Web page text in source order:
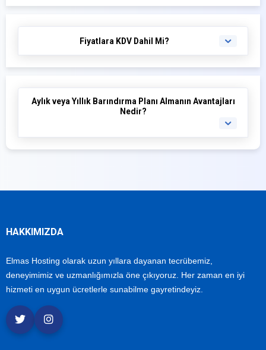
Fiyatlara KDV Dahil Mi?
Aylık veya Yıllık Barındırma Planı Almanın Avantajları
Nedir?
HAKKIMIZDA
Elmas Hosting olarak uzun yıllara dayanan tecrübemiz,
deneyimimiz ve uzmanlığımızla öne çıkıyoruz. Her zaman en iyi
hizmeti en uygun ücretlerle sunabilme gayretindeyiz.